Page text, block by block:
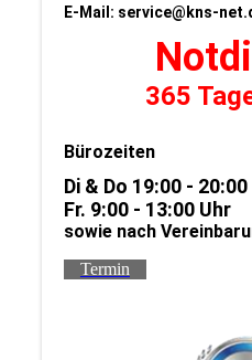
E-Mail: service@kns-
365
Bürozeiten
Di & Do 19:00 - 20:00
Fr. 9:00 - 13:00 Uhr
sowie nach
Termin